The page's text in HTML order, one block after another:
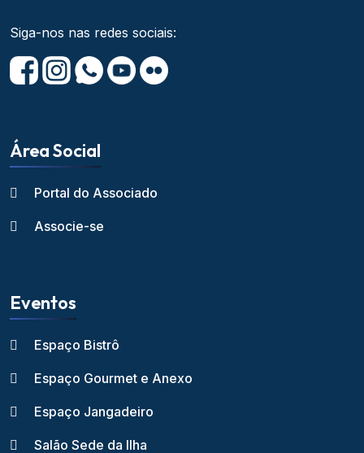
Siga-nos nas redes sociais:
Área Social
Portal do Associado
Associe-se
Eventos
Espaço Bistrô
Espaço Gourmet e Anexo
Espaço Jangadeiro
Salão Sede da Ilha